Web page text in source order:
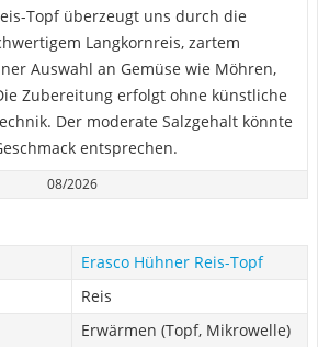
Topf überzeugt uns durch die
Langkornreis, zartem
Auswahl an Gemüse wie Möhren,
Zubereitung erfolgt ohne künstliche
Der moderate Salzgehalt könnte
entsprechen.
08/2026
Erasco Hühner Reis-Topf
Reis
Erwärmen (Topf, Mikrowelle)